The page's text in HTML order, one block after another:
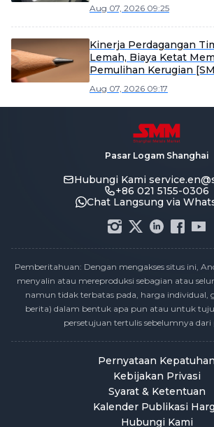
Aug 07, 2026 09:25
Kinerja Perdagangan
Lemah, Biaya Ketat
Pemulihan Kerugian
Aug 07, 2026 09:17
Pasar Logam Shanghai
Hubungi Kami
+86 021 5155-0306
Chat Langsung via
Pemberitahuan: Dengan mengakses situs ini,
menyalin atau mereproduksi sebagian atau
namun tidak terbatas pada, harga individual,
berita) dalam bentuk apa pun atau untuk
persetujuan tertulis sebelumnya dari
Pernyataan Kepatuhan
Kebijakan Privasi
Syarat & Ketentuan
Kalender Publikasi
Hubungi Kami